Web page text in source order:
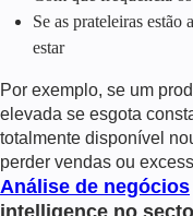
Se as prateleiras estão
estar
Por exemplo, se um
elevada se esgota
totalmente disponível
perder vendas ou
Análise de negócios